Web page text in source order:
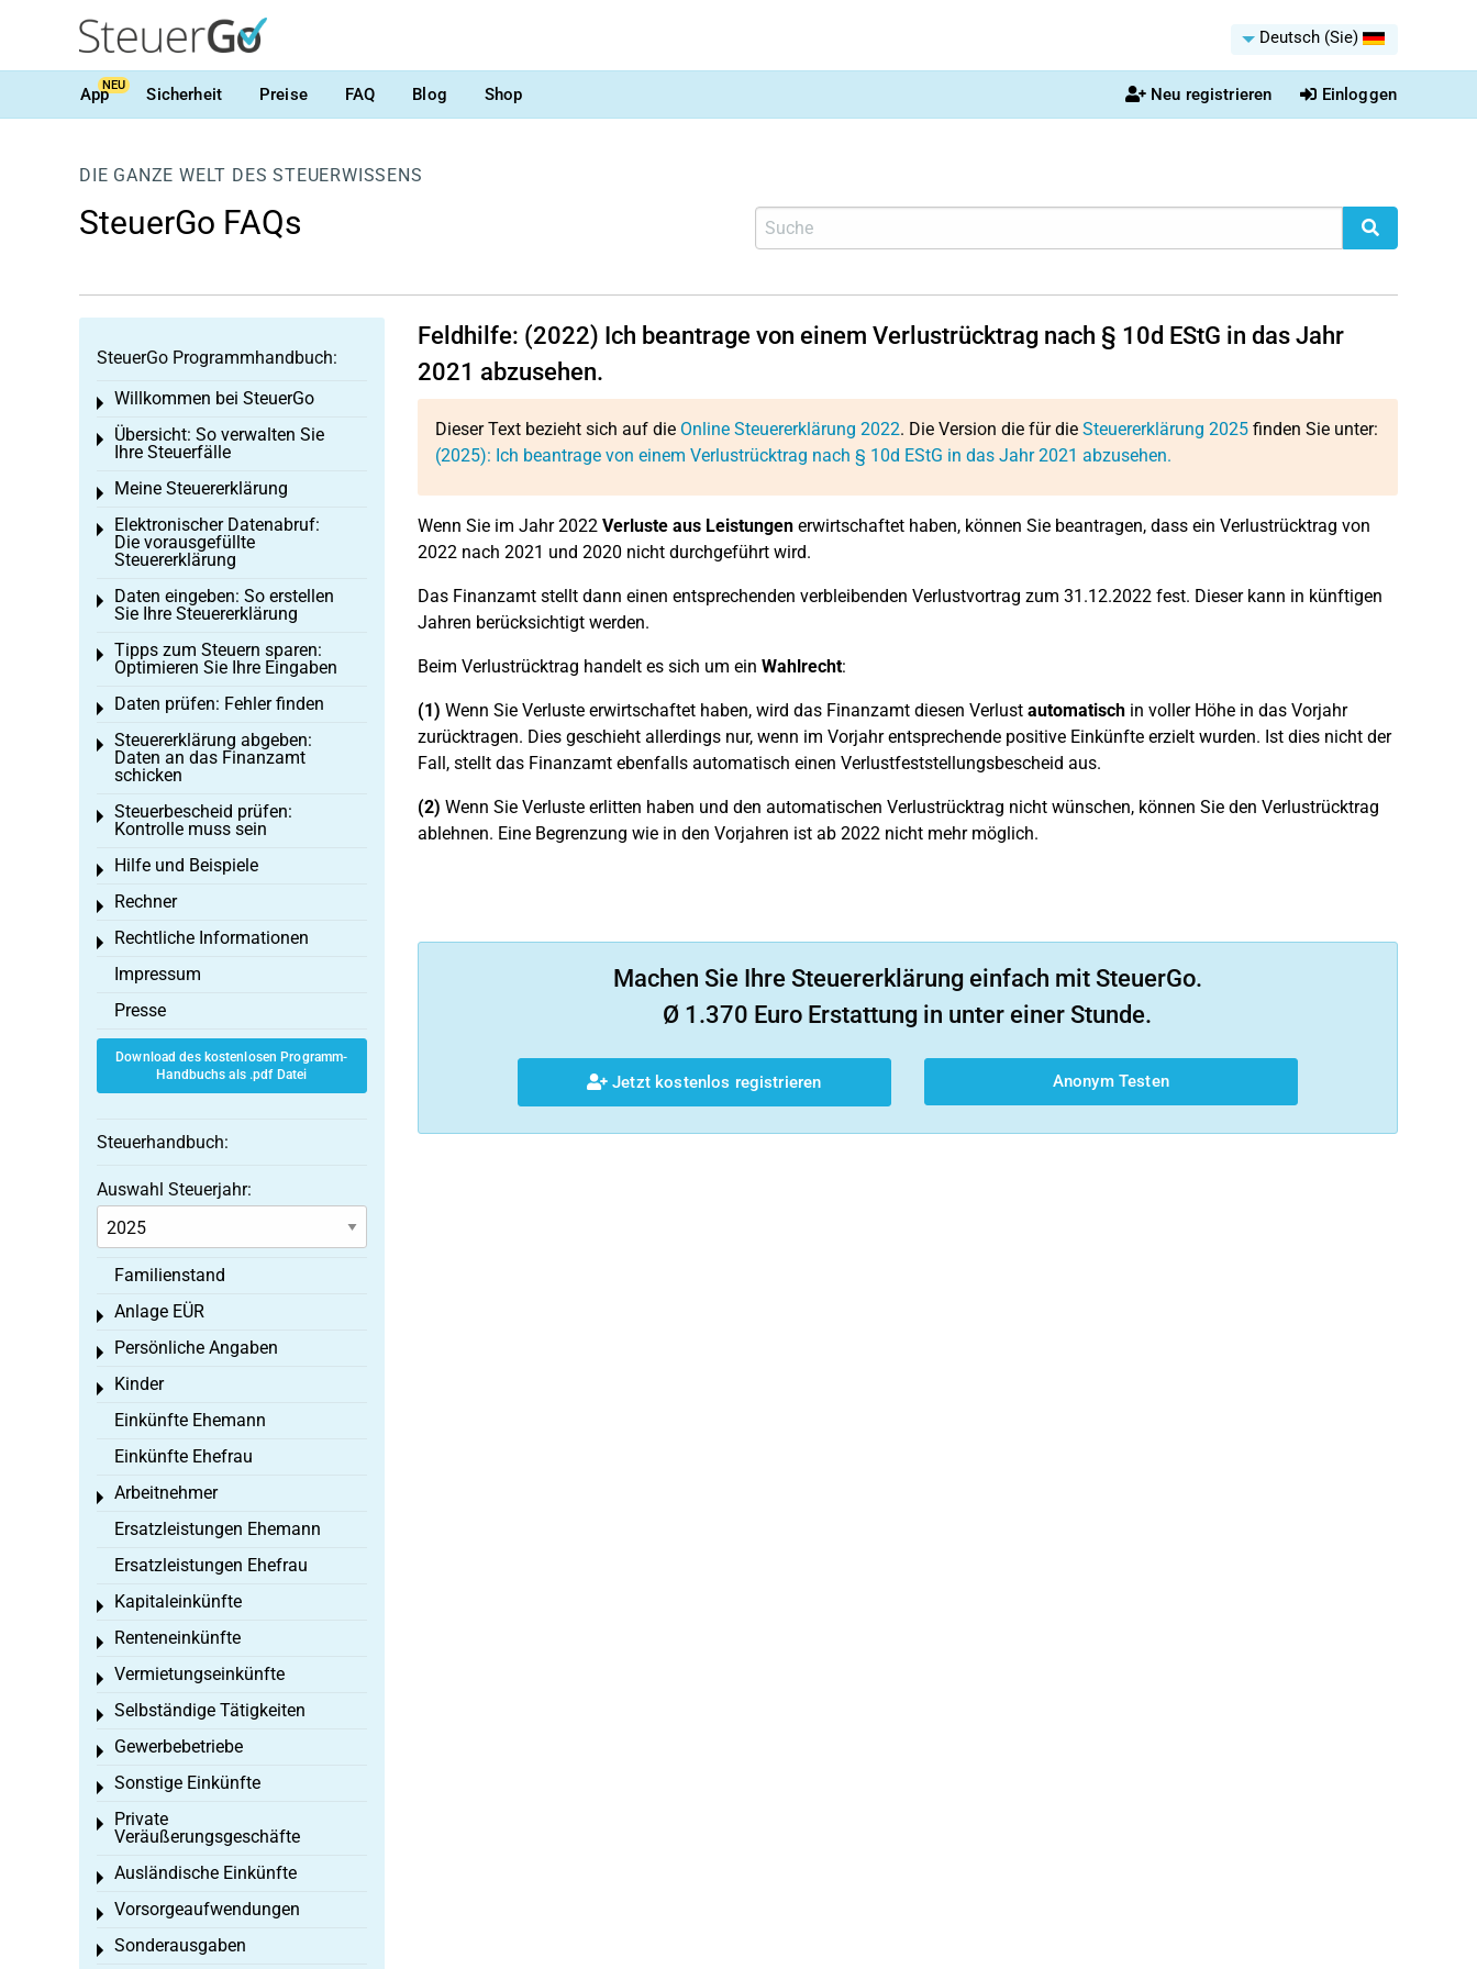
Deutsch (Sie)
AppNEU Sicherheit Preise FAQ Blog Shop Neu registrieren Einloggen
DIE GANZE WELT DES STEUERWISSENS
SteuerGo FAQs
Feldhilfe: (2022) Ich beantrage von einem Verlustrücktrag nach § 10d EStG in das Jahr
2021 abzusehen.
Dieser Text bezieht sich auf die Online Steuererklärung 2022. Die Version die für die Steuererklärung 2025finden Sie unter:
(2025): Ich beantrage von einem Verlustrücktrag nach § 10d EStG in das Jahr 2021 abzusehen.
Wenn Sie im Jahr 2022 Verluste aus Leistungenerwirtschaftet haben, können Sie beantragen, dass ein Verlustrücktrag von
2022 nach 2021 und 2020 nicht durchgeführt wird.
Das Finanzamt stellt dann einen entsprechenden verbleibenden Verlustvortrag zum 31.12.2022 fest. Dieser kann in künftigen
Jahren berücksichtigt werden.
Beim Verlustrücktrag handelt es sich um ein Wahlrecht:
(1) Wenn Sie Verluste erwirtschaftet haben, wird das Finanzamt diesen Verlust automatischin voller Höhe in das Vorjahr
zurücktragen. Dies geschieht allerdings nur, wenn im Vorjahr entsprechende positive Einkünfte erzielt wurden. Ist dies nicht der
Fall, stellt das Finanzamt ebenfalls automatisch einen Verlustfeststellungsbescheid aus.
(2) Wenn Sie Verluste erlitten haben und den automatischen Verlustrücktrag nicht wünschen, können Sie den Verlustrücktrag
ablehnen. Eine Begrenzung wie in den Vorjahren ist ab 2022 nicht mehr möglich.
Machen Sie Ihre Steuererklärung einfach mit SteuerGo.
Ø 1.370 Euro Erstattung in unter einer Stunde.
Jetzt kostenlos registrieren Anonym Testen
SteuerGo Programmhandbuch:
Willkommen bei SteuerGo
Toggle menu
Übersicht: So verwalten Sie
Ihre Steuerfälle
Toggle menu
Meine Steuererklärung
Toggle menu
Elektronischer Datenabruf:
Die vorausgefüllte
Steuererklärung
Toggle menu
Daten eingeben: So erstellen
Sie Ihre Steuererklärung
Toggle menu
Tipps zum Steuern sparen:
Optimieren Sie Ihre Eingaben
Toggle menu
Daten prüfen: Fehler finden
Toggle menu
Steuererklärung abgeben:
Daten an das Finanzamt
schicken
Toggle menu
Steuerbescheid prüfen:
Kontrolle muss sein
Toggle menu
Hilfe und Beispiele
Toggle menu
Rechner
Toggle menu
Rechtliche Informationen
Toggle menu
Impressum
Presse
Download des kostenlosen Programm-
Handbuchs als .pdf Datei
Steuerhandbuch:
Auswahl Steuerjahr:
Familienstand
Anlage EÜR
Toggle menu
Persönliche Angaben
Toggle menu
Kinder
Toggle menu
Einkünfte Ehemann
Einkünfte Ehefrau
Arbeitnehmer
Toggle menu
Ersatzleistungen Ehemann
Ersatzleistungen Ehefrau
Kapitaleinkünfte
Toggle menu
Renteneinkünfte
Toggle menu
Vermietungseinkünfte
Toggle menu
Selbständige Tätigkeiten
Toggle menu
Gewerbebetriebe
Toggle menu
Sonstige Einkünfte
Toggle menu
Private
Veräußerungsgeschäfte
Toggle menu
Ausländische Einkünfte
Toggle menu
Vorsorgeaufwendungen
Toggle menu
Sonderausgaben
Toggle menu